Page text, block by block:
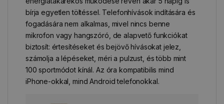
bírja egyetlen töltéssel. Telefonhívások indítására és
fogadására nem alkalmas, mivel nincs benne
mikrofon vagy hangszóró, de alapvető funkciókat
biztosít: értesítéseket és bejövő hívásokat jelez,
számolja a lépéseket, méri a pulzust, és több mint
100 sportmódot kínál. Az óra kompatibilis mind
iPhone-okkal, mind Android telefonokkal.